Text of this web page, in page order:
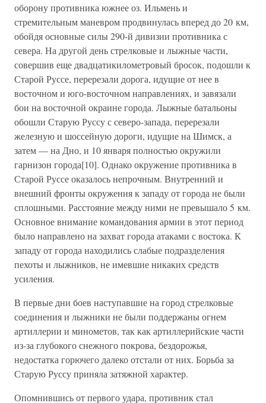
оборону противника южнее оз. Ильмень и
стремительным маневром продвинулась вперед до 20 км,
обойдя основные силы 290-й дивизии противника с
севера. На другой день стрелковые и лыжные части,
совершив еще двадцатикилометровый бросок, подошли к
Старой Руссе, перерезали дорога, идущие от нее в
восточном и юго-восточном направлениях, и завязали
бои на восточной окраине города. Лыжные батальоны
обошли Старую Руссу с северо-запада, перерезали
железную и шоссейную дороги, идущие на Шимск, а
затем — на Дно, и 10 января полностью окружили
гарнизон города[10]. Однако окружение противника в
Старой Руссе оказалось непрочным. Внутренний и
внешний фронты окружения к западу от города не были
сплошными. Расстояние между ними не превышало 5 км.
Основное внимание командования армии в этот период
было направлено на захват города атаками с востока. К
западу от города находились слабые подразделения
пехоты и лыжников, не имевшие никаких средств
усиления.
В первые дни боев наступавшие на город стрелковые
соединения и лыжники не были поддержаны огнем
артиллерии и минометов, так как артиллерийские части
из-за глубокого снежного покрова, бездорожья,
недостатка горючего далеко отстали от них. Борьба за
Старую Руссу приняла затяжной характер.
Опомнившись от первого удара, противник стал